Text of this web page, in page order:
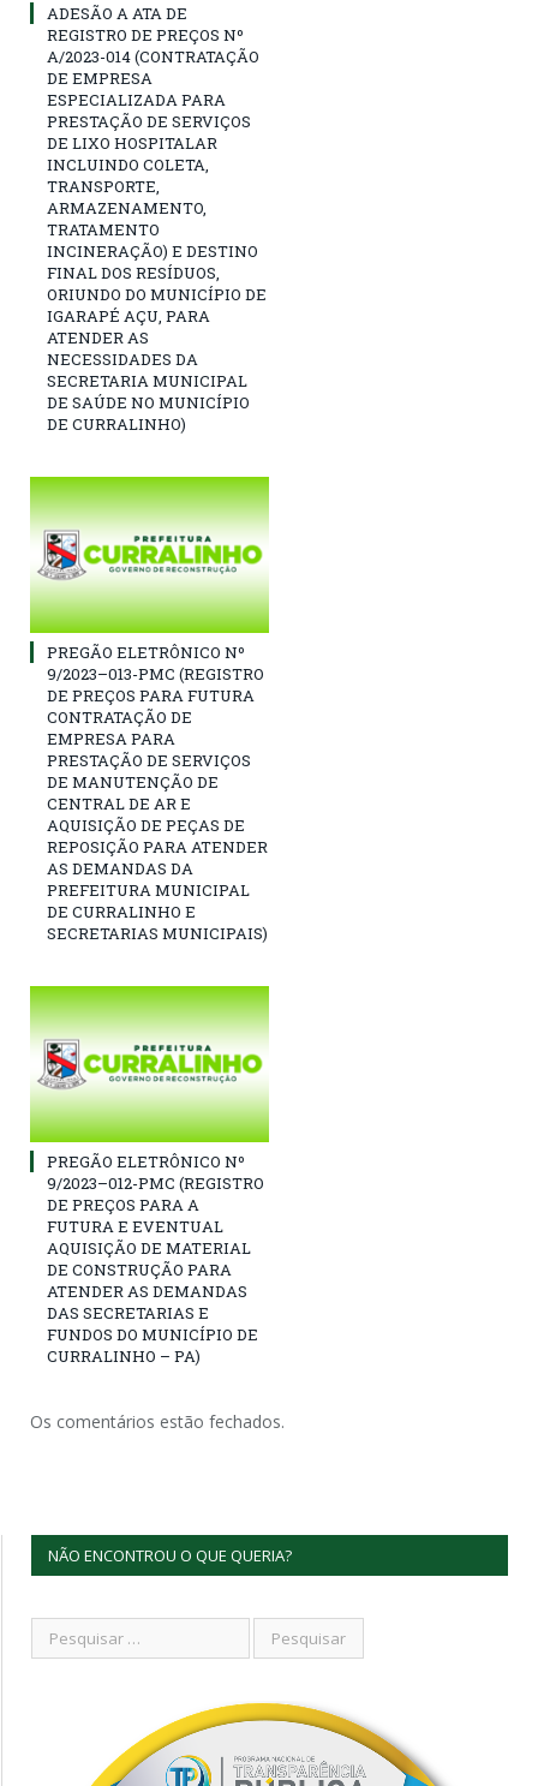
ADESÃO A ATA DE
REGISTRO DE PREÇOS Nº
A/2023-014 (CONTRATAÇÃO
DE EMPRESA
ESPECIALIZADA PARA
PRESTAÇÃO DE SERVIÇOS
DE LIXO HOSPITALAR
INCLUINDO COLETA,
TRANSPORTE,
ARMAZENAMENTO,
TRATAMENTO
INCINERAÇÃO) E DESTINO
FINAL DOS RESÍDUOS,
ORIUNDO DO MUNICÍPIO DE
IGARAPÉ AÇU, PARA
ATENDER AS
NECESSIDADES DA
SECRETARIA MUNICIPAL
DE SAÚDE NO MUNICÍPIO
DE CURRALINHO)
PREGÃO ELETRÔNICO Nº
9/2023–013-PMC (REGISTRO
DE PREÇOS PARA FUTURA
CONTRATAÇÃO DE
EMPRESA PARA
PRESTAÇÃO DE SERVIÇOS
DE MANUTENÇÃO DE
CENTRAL DE AR E
AQUISIÇÃO DE PEÇAS DE
REPOSIÇÃO PARA ATENDER
AS DEMANDAS DA
PREFEITURA MUNICIPAL
DE CURRALINHO E
SECRETARIAS MUNICIPAIS)
PREGÃO ELETRÔNICO Nº
9/2023–012-PMC (REGISTRO
DE PREÇOS PARA A
FUTURA E EVENTUAL
AQUISIÇÃO DE MATERIAL
DE CONSTRUÇÃO PARA
ATENDER AS DEMANDAS
DAS SECRETARIAS E
FUNDOS DO MUNICÍPIO DE
CURRALINHO – PA)
Os comentários estão fechados.
NÃO ENCONTROU O QUE QUERIA?